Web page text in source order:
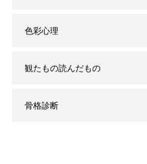
色彩心理
観たもの読んだもの
骨格診断